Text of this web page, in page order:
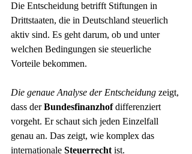
Die Entscheidung betrifft Stiftungen in
Drittstaaten, die in Deutschland steuerlich
aktiv sind. Es geht darum, ob und unter
welchen Bedingungen sie steuerliche
Vorteile bekommen.
Die genaue Analyse der Entscheidung zeigt,
dass der Bundesfinanzhof differenziert
vorgeht. Er schaut sich jeden Einzelfall
genau an. Das zeigt, wie komplex das
internationale Steuerrecht ist.